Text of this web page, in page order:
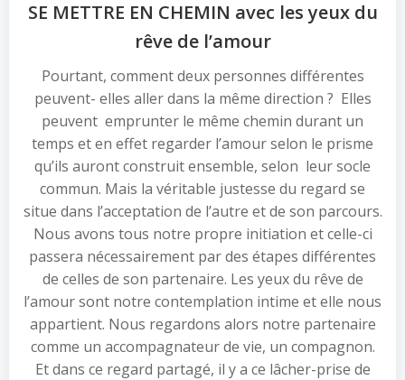
SE METTRE EN CHEMIN avec les yeux du
rêve de l’amour
Pourtant, comment deux personnes différentes
peuvent- elles aller dans la même direction ? Elles
peuvent emprunter le même chemin durant un
temps et en effet regarder l’amour selon le prisme
qu’ils auront construit ensemble, selon leur socle
commun. Mais la véritable justesse du regard se
situe dans l’acceptation de l’autre et de son parcours.
Nous avons tous notre propre initiation et celle-ci
passera nécessairement par des étapes différentes
de celles de son partenaire. Les yeux du rêve de
l’amour sont notre contemplation intime et elle nous
appartient. Nous regardons alors notre partenaire
comme un accompagnateur de vie, un compagnon.
Et dans ce regard partagé, il y a ce lâcher-prise de